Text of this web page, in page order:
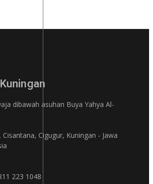
dibawah asuhan Buya Yahya Al-
Cisantana, Cigugur, Kuningan - Jawa
223 1048